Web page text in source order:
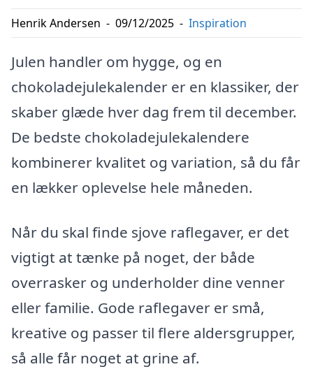
Henrik Andersen - 09/12/2025 - Inspiration
Julen handler om hygge, og en
chokoladejulekalender er en klassiker, der
skaber glæde hver dag frem til december.
De bedste chokoladejulekalendere
kombinerer kvalitet og variation, så du får
en lækker oplevelse hele måneden.
Når du skal finde sjove raflegaver, er det
vigtigt at tænke på noget, der både
overrasker og underholder dine venner
eller familie. Gode raflegaver er små,
kreative og passer til flere aldersgrupper,
så alle får noget at grine af.